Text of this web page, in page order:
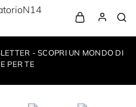
- SCOPRI UN MONDO DI
PER TE